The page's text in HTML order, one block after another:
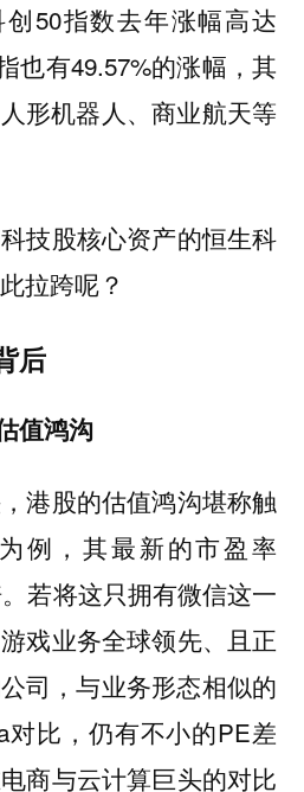
50指数去年涨幅高达
也有49.57%的涨幅，其
形机器人、商业航天等
技股核心资产的恒生科
拉跨呢？
后
值鸿沟
港股的估值鸿沟堪称触
例，其最新的市盈率
。若将这只拥有微信这一
戏业务全球领先、且正
司，与业务形态相似的
对比，仍有不小的PE差
商与云计算巨头的对比